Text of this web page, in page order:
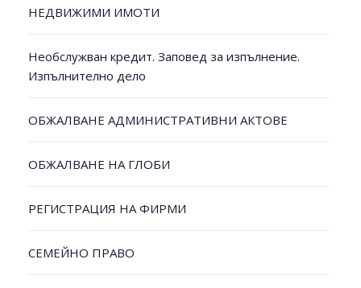
НЕДВИЖИМИ ИМОТИ
Необслужван кредит. Заповед за изпълнение.
Изпълнително дело
ОБЖАЛВАНЕ АДМИНИСТРАТИВНИ АКТОВЕ
ОБЖАЛВАНЕ НА ГЛОБИ
РЕГИСТРАЦИЯ НА ФИРМИ
СЕМЕЙНО ПРАВО